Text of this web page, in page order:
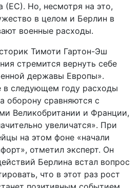
(ЕС). Но, несмотря на это,
в целом и Берлин в
военные расходы.
Тимоти Гартон-Эш
стремится вернуть себе
державы Европы».
в следующем году расходы
оборону сравняются с
Великобритании и Франции,
увеличатся». При
на этом фоне «начали
отметил эксперт. Он
Берлина встал вопрос
что в этот раз рост